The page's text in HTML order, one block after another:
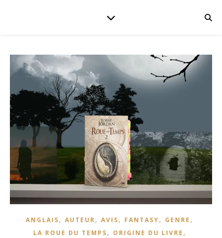
ANGLAIS, AUTEUR, AVIS, FANTASY, GENRE ,
LA ROUE DU TEMPS, ORIGINE DU LIVRE ,